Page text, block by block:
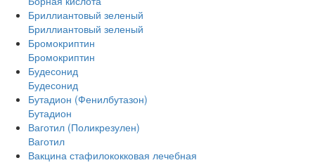
Бриллиантовый зеленый
Бриллиантовый зеленый
Бромокриптин
Бромокриптин
Будесонид
Будесонид
Бутадион (Фенилбутазон)
Бутадион
Ваготил (Поликрезулен)
Ваготил
Вакцина стафилококковая лечебная